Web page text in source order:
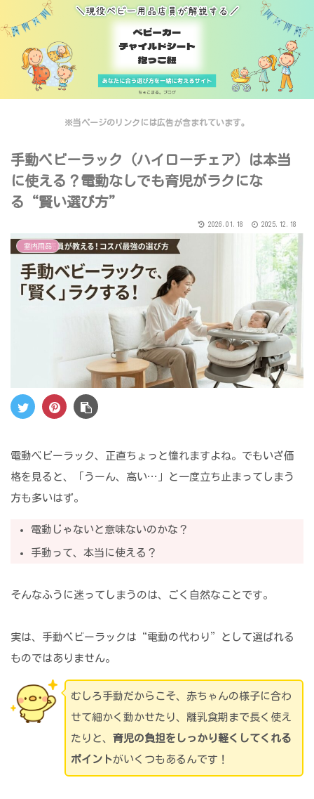
※当ページのリンクには広告が含まれています。
手動ベビーラック（ハイローチェア）は本当
に使える？電動なしでも育児がラクにな
る“賢い選び方”
2026.01.18 2025.12.18
室内用品
電動ベビーラック、正直ちょっと憧れますよね。でもいざ価
格を見ると、「うーん、高い…」と一度立ち止まってしまう
方も多いはず。
電動じゃないと意味ないのかな？
手動って、本当に使える？
そんなふうに迷ってしまうのは、ごく自然なことです。
実は、手動ベビーラックは“電動の代わり”として選ばれる
ものではありません。
むしろ手動だからこそ、赤ちゃんの様子に合わ
せて細かく動かせたり、離乳食期まで長く使え
たりと、 育児の負担をしっかり軽くしてくれる
ポイントがいくつもあるんです！